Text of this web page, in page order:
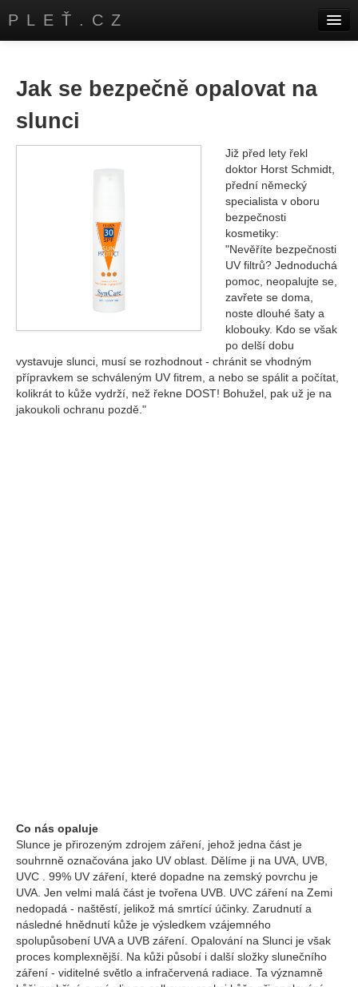
PLEŤ.CZ
Kontakty
Jak se bezpečně opalovat na
slunci
Již před lety řekl
doktor Horst Schmidt,
přední německý
specialista v oboru
bezpečnosti
kosmetiky:
"Nevěříte bezpečnosti
UV filtrů? Jednoduchá
pomoc, neopalujte se,
zavřete se doma,
noste dlouhé šaty a
klobouky. Kdo se však
po delší dobu
vystavuje slunci, musí se rozhodnout - chránit se vhodným
přípravkem se schváleným UV fitrem, a nebo se spálit a počítat,
kolikrát to kůže vydrží, než řekne DOST! Bohužel, pak už je na
jakoukoli ochranu pozdě."
Co nás opaluje
Slunce je přirozeným zdrojem záření, jehož jedna část je
souhrnně označována jako UV oblast. Dělíme ji na UVA, UVB,
UVC . 99% UV záření, které dopadne na zemský povrchu je
UVA. Jen velmi malá část je tvořena UVB. UVC záření na Zemi
nedopadá - naštěstí, jelikož má smrtící účinky. Zarudnutí a
následné hnědnutí kůže je výsledkem vzájemného
spolupůsobení UVA a UVB záření. Opalování na Slunci je však
proces komplexnější. Na kůži působí i další složky slunečního
záření - viditelné světlo a infračervená radiace. Ta významně